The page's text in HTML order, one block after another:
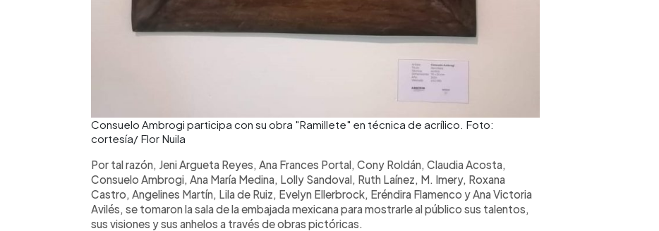
Consuelo Ambrogi participa con su obra "Ramillete" en técnica de acrílico. Foto:
cortesía/ Flor Nuila
Por tal razón, Jeni Argueta Reyes, Ana Frances Portal, Cony Roldán, Claudia Acosta,
Consuelo Ambrogi, Ana María Medina, Lolly Sandoval, Ruth Laínez, M. Imery, Roxana
Castro, Angelines Martín, Lila de Ruiz, Evelyn Ellerbrock, Eréndira Flamenco y Ana Victoria
Avilés, se tomaron la sala de la embajada mexicana para mostrarle al público sus talentos,
sus visiones y sus anhelos a través de obras pictóricas.